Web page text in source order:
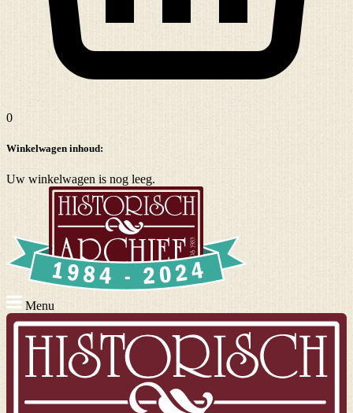
0
Winkelwagen inhoud:
Uw winkelwagen is nog leeg.
Menu